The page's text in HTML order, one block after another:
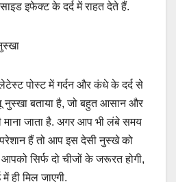
इफेक्ट के दर्द में राहत देते हैं.
पोस्ट में गर्दन और कंधे के दर्द से
नुस्खा बताया है, जो बहुत आसान और
माना जाता है. अगर आप भी लंबे समय
हैं तो आप इस देसी नुस्खे को
सिर्फ दो चीजों के जरूरत होगी,
ही मिल जाएगी.